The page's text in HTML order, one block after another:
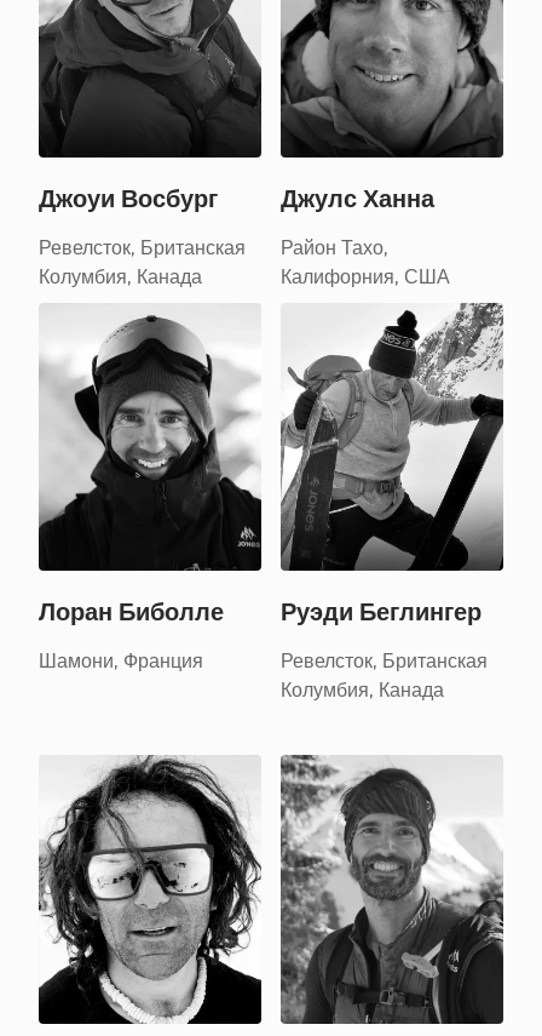
Джоуи Восбург
Ревелсток, Британская
Колумбия, Канада
Джулс Ханна
Район Тахо,
Калифорния, США
Лоран Биболле
Шамони, Франция
Руэди Беглингер
Ревелсток, Британская
Колумбия, Канада